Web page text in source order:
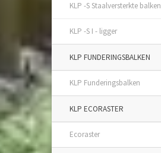
KLP -S Staalversterkte balken
KLP -S I - ligger
KLP FUNDERINGSBALKEN
KLP Funderingsbalken
KLP ECORASTER
Ecoraster